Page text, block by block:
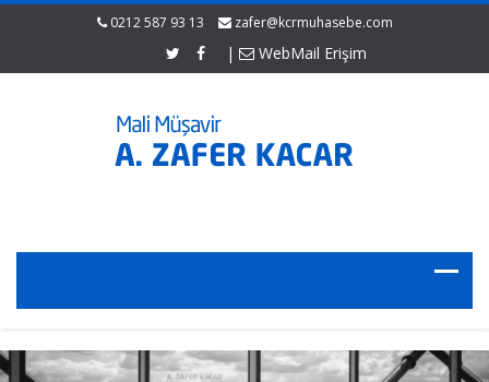
0212 587 93 13 zafer@kcrmuhasebe.com
| WebMail Erişim